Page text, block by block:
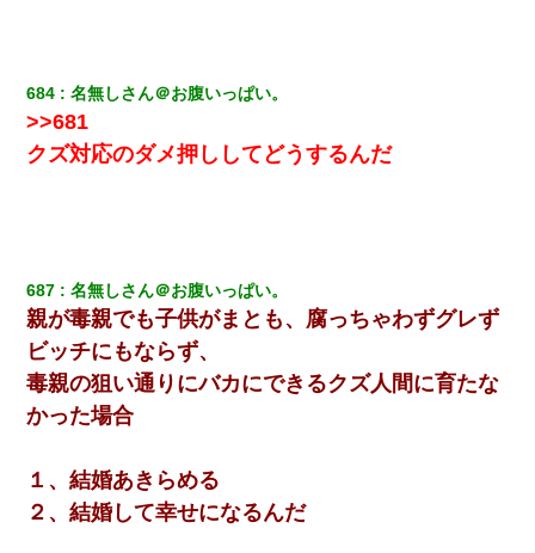
684 名無しさん＠お腹いっぱい。
>>681
クズ対応のダメ押ししてどうするんだ
687 名無しさん＠お腹いっぱい。
親が毒親でも子供がまとも、腐っちゃわずグレず
ビッチにもならず、
毒親の狙い通りにバカにできるクズ人間に育たな
かった場合
１、結婚あきらめる
２、結婚して幸せになるんだ